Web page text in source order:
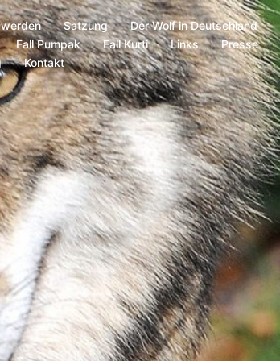
Satzung Der Wolf in Deutschland
Fall Pumpak Fall Kurti Links Presse
Kontakt